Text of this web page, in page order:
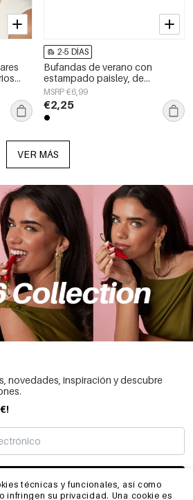
técnicas y funcionales, así como
infringen su privacidad. Una cookie es
2-5 DÍAS
Bufandas de verano con
estampado paisley, de
poliéster, informales, para uso
diario.
MSRP €6,99
€2,25
VER MÁS
novedades, inspiración y descubre
SUSCRIBIRME